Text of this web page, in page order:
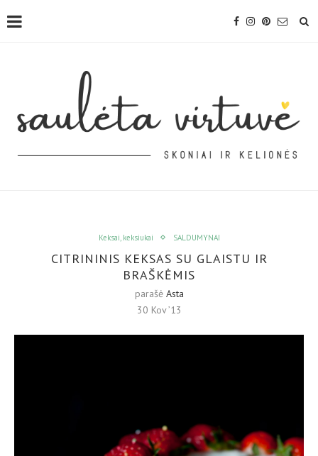
Keksai, keksiukai SALDUMYNAI
CITRININIS KEKSAS SU GLAISTU IR
BRAŠKĖMIS
parašė Asta
30 Kov ’13